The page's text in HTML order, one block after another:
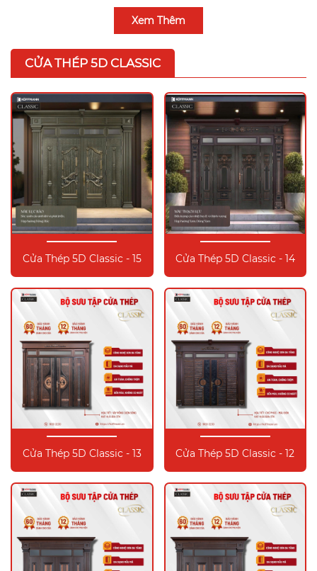
Xem Thêm
CỬA THÉP 5D CLASSIC
Cửa Thép 5D Classic - 15 Cửa Thép 5D Classic - 14
Cửa Thép 5D Classic - 13 Cửa Thép 5D Classic - 12